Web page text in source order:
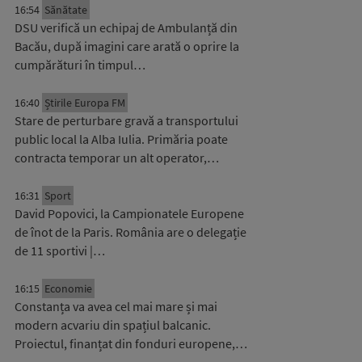
16:54 Sănătate
DSU verifică un echipaj de Ambulanță din
Bacău, după imagini care arată o oprire la
cumpărături în timpul…
16:40 Știrile Europa FM
Stare de perturbare gravă a transportului
public local la Alba Iulia. Primăria poate
contracta temporar un alt operator,…
16:31 Sport
David Popovici, la Campionatele Europene
de înot de la Paris. România are o delegație
de 11 sportivi |…
16:15 Economie
Constanța va avea cel mai mare și mai
modern acvariu din spațiul balcanic.
Proiectul, finanțat din fonduri europene,…